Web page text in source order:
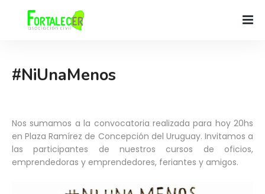
#NiUnaMenos
Nos sumamos a la convocatoria realizada para hoy 20hs
en Plaza Ramírez de Concepción del Uruguay. Invitamos a
las participantes de nuestros cursos de oficios,
emprendedoras y emprendedores, feriantes y amigos.